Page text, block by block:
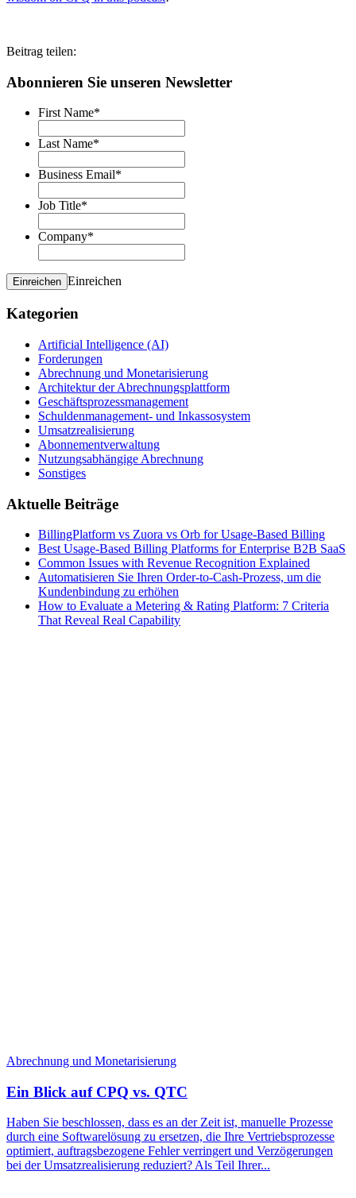
Beitrag teilen:
Abonnieren Sie unseren Newsletter
First Name*
Last Name*
Business Email*
Job Title*
Company*
Einreichen Einreichen
Kategorien
Artificial Intelligence (AI)
Forderungen
Abrechnung und Monetarisierung
Architektur der Abrechnungsplattform
Geschäftsprozessmanagement
Schuldenmanagement- und Inkassosystem
Umsatzrealisierung
Abonnementverwaltung
Nutzungsabhängige Abrechnung
Sonstiges
Aktuelle Beiträge
BillingPlatform vs Zuora vs Orb for Usage-Based Billing
Best Usage-Based Billing Platforms for Enterprise B2B SaaS
Common Issues with Revenue Recognition Explained
Automatisieren Sie Ihren Order-to-Cash-Prozess, um die
Kundenbindung zu erhöhen
How to Evaluate a Metering & Rating Platform: 7 Criteria
That Reveal Real Capability
Abrechnung und Monetarisierung
Ein Blick auf CPQ vs. QTC
Haben Sie beschlossen, dass es an der Zeit ist, manuelle Prozesse
durch eine Softwarelösung zu ersetzen, die Ihre Vertriebsprozesse
optimiert, auftragsbezogene Fehler verringert und Verzögerungen
bei der Umsatzrealisierung reduziert? Als Teil Ihrer...